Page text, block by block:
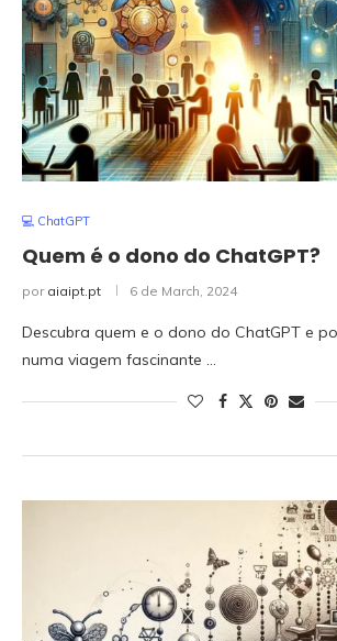
💻 ChatGPT
Quem é o dono do ChatGPT?
por aiaipt.pt 6 de March, 2024
Descubra quem e o dono do ChatGPT e
numa viagem fascinante …